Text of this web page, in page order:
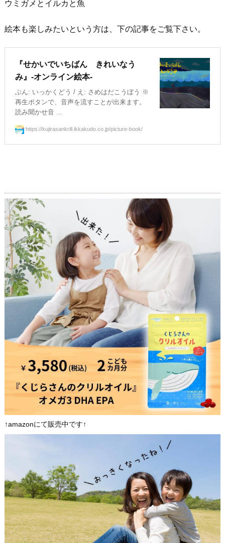
ウミガメとイルカと魚
絵本も楽しみたいという方は、下の記事をご覧下さい。
『せかいでいちばん きれいなう
み』-オンライン絵本-
ぶん: いっかくどう / え: さめはだこうぼう ※
再生ボタンで、音声を流すことが出来ます。
読み聞かせ音 ...
https://kujirasankrill.ikkakudo.co.jp/picture-book/
↑amazonにて販売中です↑